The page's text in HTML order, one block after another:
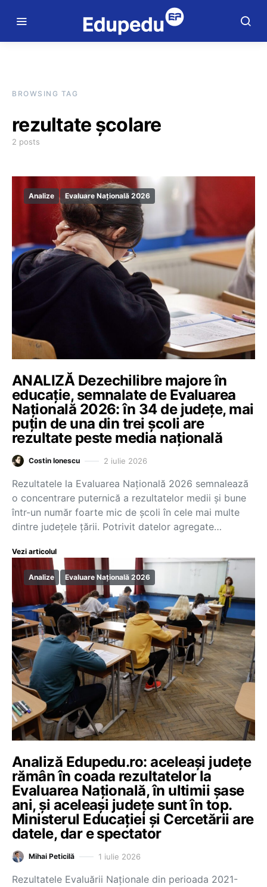
BROWSING TAG
rezultate școlare
2 posts
Analize Evaluare Națională 2026
ANALIZĂ Dezechilibre majore în
educație, semnalate de Evaluarea
Națională 2026: în 34 de județe, mai
puțin de una din trei școli are
rezultate peste media națională
Costin Ionescu 2 iulie 2026
Rezultatele la Evaluarea Națională 2026 semnalează
o concentrare puternică a rezultatelor medii și bune
într-un număr foarte mic de școli în cele mai multe
dintre județele țării. Potrivit datelor agregate…
Vezi articolul
Analize Evaluare Națională 2026
Analiză Edupedu.ro: aceleași județe
rămân în coada rezultatelor la
Evaluarea Națională, în ultimii șase
ani, și aceleași județe sunt în top.
Ministerul Educației și Cercetării are
datele, dar e spectator
Mihai Peticilă 1 iulie 2026
Rezultatele Evaluării Naționale din perioada 2021-